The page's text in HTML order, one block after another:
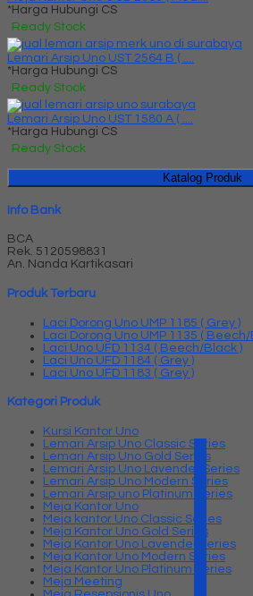
*Harga Hubungi CS
Ready Stock
Lemari Arsip Uno UST 2564 B ( ....
*Harga Hubungi CS
Ready Stock
Lemari Arsip Uno UST 1580 A ( ....
*Harga Hubungi CS
Ready Stock
Katalog Produk
Info Bank
BCA
Rek. 5120598831
An. Nanda Kartikasari
Produk Terbaru
Laci Dorong Uno UMP 1185 ( Grey )
Laci Dorong Uno UMP 1135 (
Laci Uno UFD 1134 ( Beech/Black )
Laci Uno UFD 1184 ( Grey )
Laci Uno UFD 1183 ( Grey )
Kategori Produk
Kursi Kantor Uno
Lemari Arsip Uno Classic Series
Lemari Arsip Uno Gold Series
Lemari Arsip Uno Lavender Series
Lemari Arsip Uno Modern Series
Lemari Arsip uno Platinum Series
Meja Kantor Uno
Meja kantor Uno Classic Series
Meja Kantor Uno Gold Series
Meja Kantor Uno Lavender series
Meja Kantor Uno Modern Series
Meja Kantor Uno Platinum Series
Meja Meeting